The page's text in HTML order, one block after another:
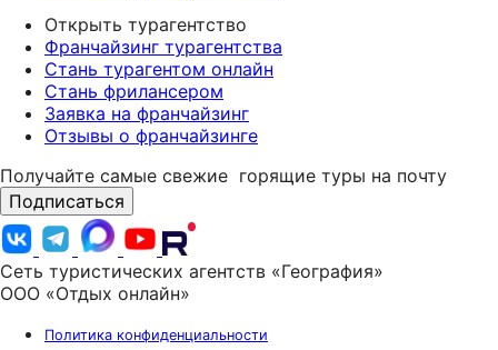
Открыть турагентство
Франчайзинг турагентства
Стань турагентом онлайн
Стань фрилансером
Заявка на франчайзинг
Отзывы о франчайзинге
Получайте самые свежие горящие туры на почту
Подписаться
Сеть туристических агентств «География»
ООО «Отдых онлайн»
Политика конфиденциальности